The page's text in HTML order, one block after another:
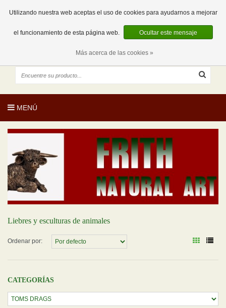
0 Artículos
ES
EUR
MENÚ
Liebres y esculturas de animales
Ordenar por:
CATEGORÍAS
Utilizando nuestra web aceptas el uso de cookies para ayudarnos a mejorar
el funcionamiento de esta página web. Ocultar este mensaje
Más acerca de las cookies »